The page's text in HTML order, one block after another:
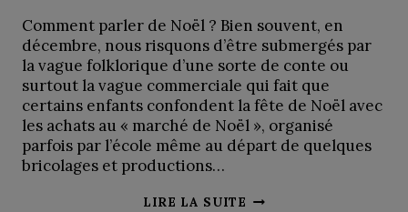
Comment parler de Noël ? Bien souvent, en
décembre, nous risquons d’être submergés par
la vague folklorique d’une sorte de conte ou
surtout la vague commerciale qui fait que
certains enfants confondent la fête de Noël avec
les achats au « marché de Noël », organisé
parfois par l’école même au départ de quelques
bricolages et productions…
LIRE LA SUITE SEPT